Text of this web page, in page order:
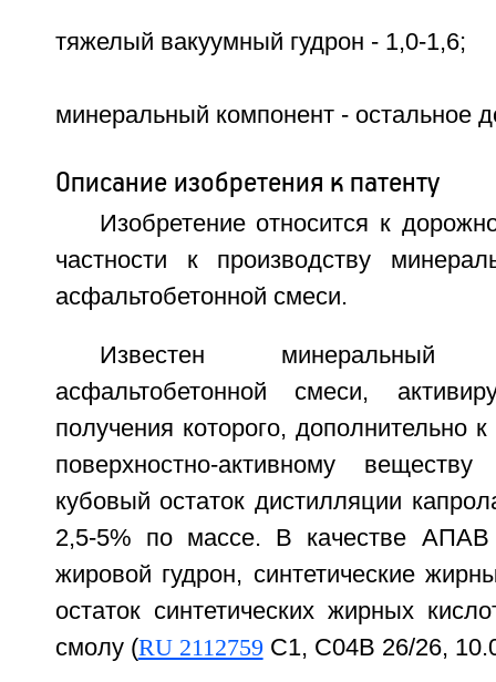
тяжелый вакуумный гудрон - 1,0-1,6;
минеральный компонент - остальное
Описание изобретения к патенту
Изобретение относится к
частности к производству
асфальтобетонной смеси.
Известен
асфальтобетонной смеси,
получения которого, дополнительно
поверхностно-активному
кубовый остаток дистилляции
2,5-5% по массе. В качестве АПАВ
жировой гудрон, синтетические
остаток синтетических жирных
смолу (RU 2112759 C1, C04B 26/26,